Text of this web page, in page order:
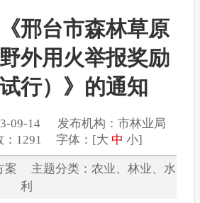
邢台市森林草原
外用火举报奖励
行）》的通知
09-14 发布机构：市林业局
1291 字体：[大 中 小]
案 主题分类：农业、林业、水
利